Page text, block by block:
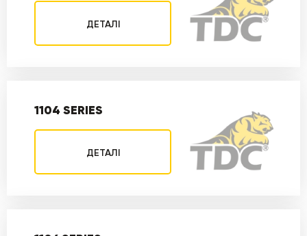
ДЕТАЛІ
1104 SERIES
ДЕТАЛІ